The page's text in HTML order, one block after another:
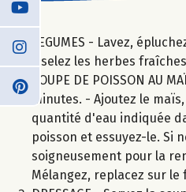
LEGUMES - Lavez,
ciselez les herbes
SOUPE DE POISSON
minutes. - Ajoutez le
quantité d'eau indiquée
poisson et essuyez-le. Si
soigneusement pour la
Mélangez, replacez sur